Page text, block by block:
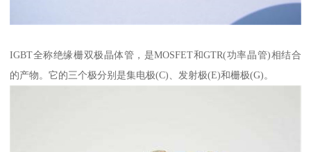
IGBT全称绝缘栅双极晶体管，是MOSFET和GTR(功率晶管)相结合
的产物。它的三个极分别是集电极(C)、发射极(E)和栅极(G)。